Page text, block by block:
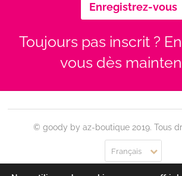
Enregistrez-vous
Toujours pas inscrit ?
vous dès
© goody by az-boutique 2019. Tous
Français